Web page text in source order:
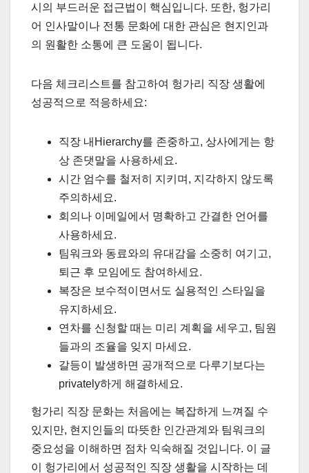
시의 부드러운 접근법이 핵심입니다. 또한, 헝가리
어 인사말이나 전통 문화에 대한 관심은 현지인과
의 원활한 소통에 큰 도움이 됩니다.
다음 체크리스트를 참고하여 헝가리 직장 생활에
성공적으로 적응하세요:
직장 내Hierarchy를 존중하고, 상사에게는 항
상 존댓말을 사용하세요.
시간 엄수를 철저히 지키며, 지각하지 않도록
주의하세요.
회의나 이메일에서 명확하고 간결한 언어를
사용하세요.
팀워크와 동료와의 유대감을 소중히 여기고,
퇴근 후 모임에도 참여하세요.
복장은 보수적이면서도 실용적인 스타일을
유지하세요.
연차를 신청할 때는 미리 계획을 세우고, 팀원
들과의 조율을 잊지 마세요.
갈등이 발생하면 공개적으로 다루기보다는
privately하게 해결하세요.
헝가리 직장 문화는 처음에는 복잡하게 느껴질 수
있지만, 현지인들의 따뜻한 인간관계와 팀워크의
중요성을 이해하면 점차 익숙해질 것입니다. 이 글
이 헝가리에서 성공적인 직장 생활을 시작하는 데